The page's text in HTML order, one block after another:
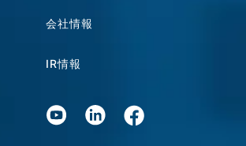
会社情報
IR情報